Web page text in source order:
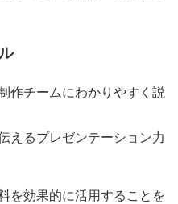
作チームにわかりやすく説
えるプレゼンテーション力
を効果的に活用することを